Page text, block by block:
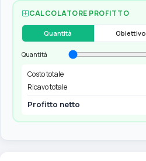
CALCOLATORE PROFITTO
Quantità Obiettivo
Quantità
Costo totale
Ricavo totale
Profitto netto